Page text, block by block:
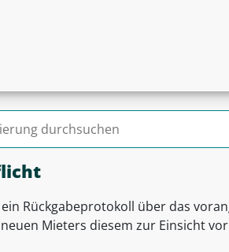
Rückgabeprotokoll über das
Mieters diesem zur Einsicht